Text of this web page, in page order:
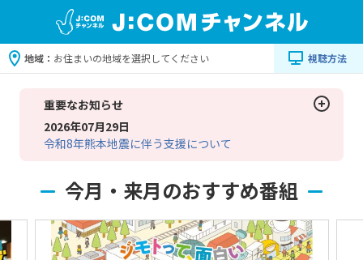
地域： お住まいの地域を選択してください 視聴方法
重要なお知らせ
2026年07月29日
令和8年熊本地震に伴う支援について
今月・来月のおすすめ番組